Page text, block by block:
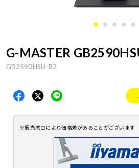
G-MASTER
GB2590HSU-B2